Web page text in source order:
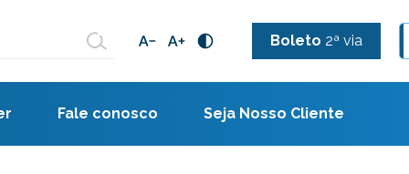
Boleto 2ª via
Fale conosco Seja Nosso Cliente